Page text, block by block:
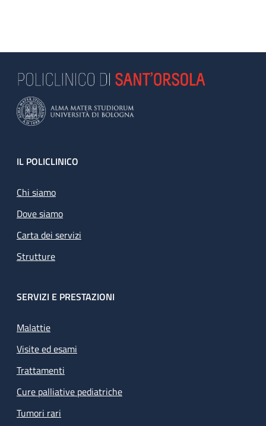
Footer
IL POLICLINICO
Chi siamo
Dove siamo
Carta dei servizi
Strutture
SERVIZI E PRESTAZIONI
Malattie
Visite ed esami
Trattamenti
Cure palliative pediatriche
Tumori rari